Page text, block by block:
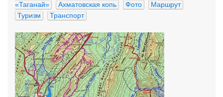
«Таганай»
Ахматовская копь Фото
Маршрут
Туризм
Транспорт